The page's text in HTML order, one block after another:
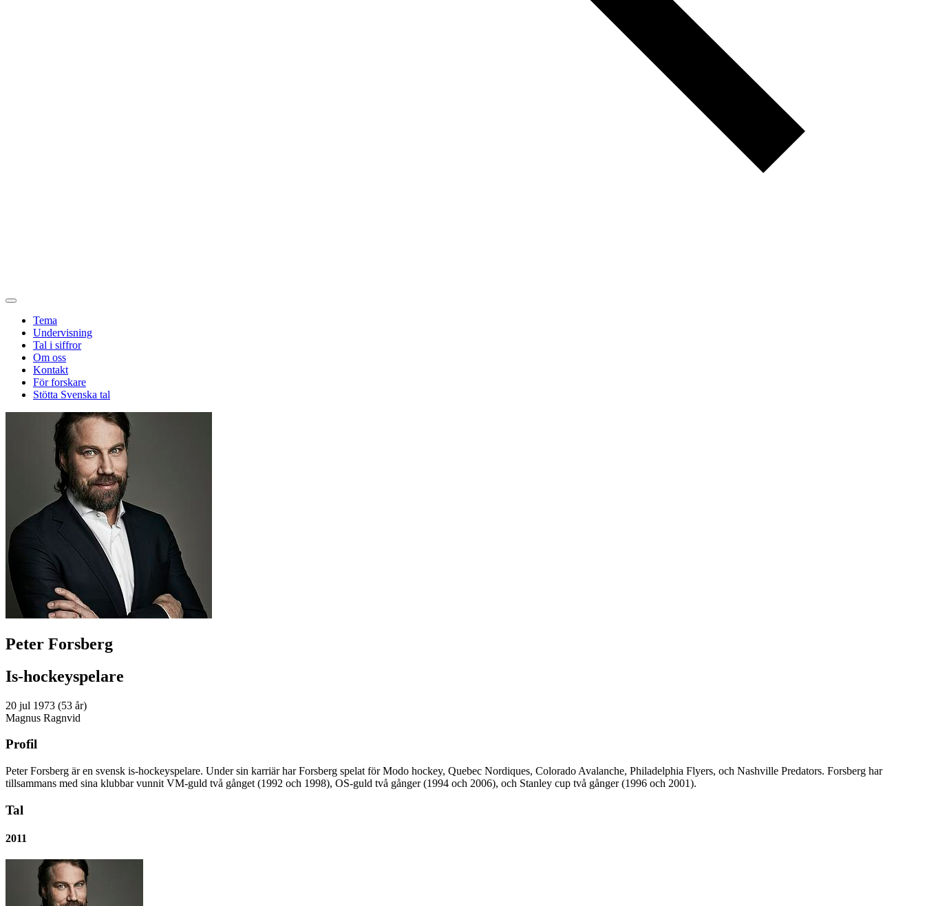
Tema
Undervisning
Tal i siffror
Om oss
Kontakt
För forskare
Stötta Svenska tal
Peter Forsberg
Is-hockeyspelare
20 jul 1973 (53 år)
Magnus Ragnvid
Profil
Peter Forsberg är en svensk is-hockeyspelare. Under sin karriär har Forsberg spelat för Modo hockey, Quebec Nordiques, Colorado Avalanche, Philadelphia Flyers, och Nashville Predators. Forsberg har
tillsammans med sina klubbar vunnit VM-guld två gånget (1992 och 1998), OS-guld två gånger (1994 och 2006), och Stanley cup två gånger (1996 och 2001).
Tal
2011